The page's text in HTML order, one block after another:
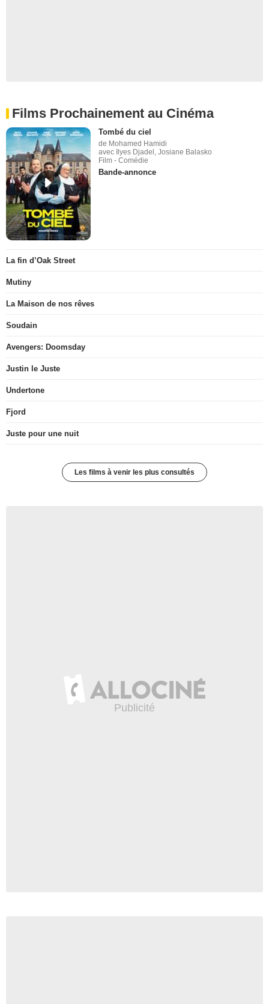
Films Prochainement au Cinéma
Tombé du ciel
de Mohamed Hamidi
avec Ilyes Djadel, Josiane Balasko
Film - Comédie
Bande-annonce
La fin d’Oak Street
Mutiny
La Maison de nos rêves
Soudain
Avengers: Doomsday
Justin le Juste
Undertone
Fjord
Juste pour une nuit
Les films à venir les plus consultés